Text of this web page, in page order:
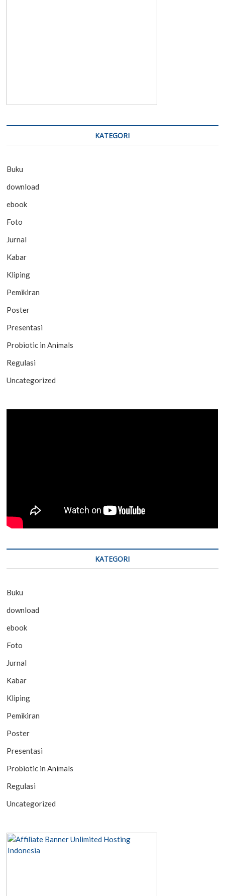
KATEGORI
Buku
download
ebook
Foto
Jurnal
Kabar
Kliping
Pemikiran
Poster
Presentasi
Probiotic in Animals
Regulasi
Uncategorized
KATEGORI
Buku
download
ebook
Foto
Jurnal
Kabar
Kliping
Pemikiran
Poster
Presentasi
Probiotic in Animals
Regulasi
Uncategorized